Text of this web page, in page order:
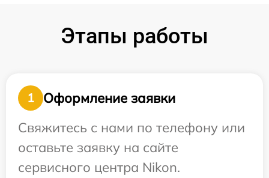
Этапы работы
1
Оформление заявки
Свяжитесь с нами по телефону или
оставьте заявку на сайте
сервисного центра Nikon.